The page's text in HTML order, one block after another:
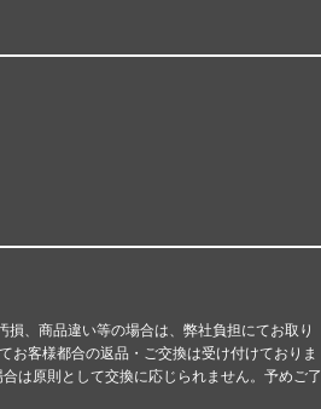
、商品違い等の場合は、弊社負担にてお取り
お客様都合の返品・ご交換は受け付けておりま
は原則として交換に応じられません。予めご了